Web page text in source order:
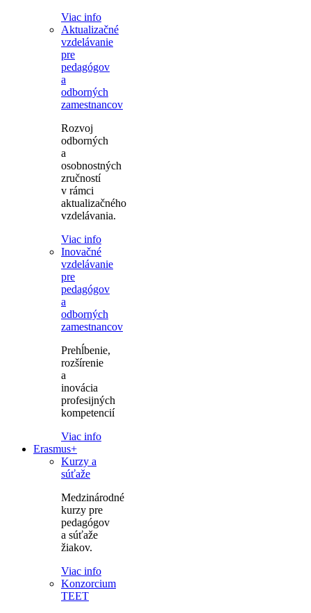
Viac info
Aktualizačné
vzdelávanie
pre
pedagógov
a
odborných
zamestnancov
Rozvoj
odborných
a
osobnostných
zručností
v rámci
aktualizačného
vzdelávania.
Viac info
Inovačné
vzdelávanie
pre
pedagógov
a
odborných
zamestnancov
Prehĺbenie,
rozšírenie
a
inovácia
profesijných
kompetencií
Viac info
Erasmus+
Kurzy a
súťaže
Medzinárodné
kurzy pre
pedagógov
a súťaže
žiakov.
Viac info
Konzorcium
TEET